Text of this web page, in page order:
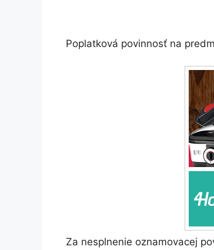
Poplatková povinnosť na
Za nesplnenie oznamovacej